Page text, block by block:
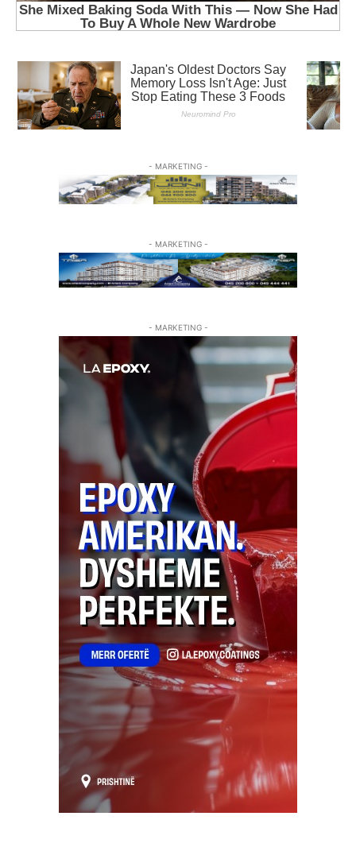
- MARKETING -
- MARKETING -
- MARKETING -